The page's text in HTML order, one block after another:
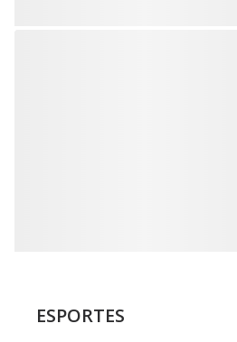
ESPORTES